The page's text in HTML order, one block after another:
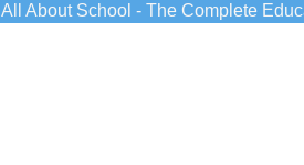
All About School - The Complete